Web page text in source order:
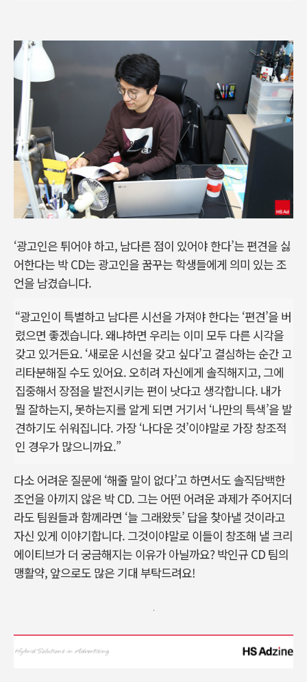
‘광고인은 튀어야 하고, 남다른 점이 있어야 한다’는 편견을 싫
어한다는 박 CD는 광고인을 꿈꾸는 학생들에게 의미 있는 조
언을 남겼습니다.
“광고인이 특별하고 남다른 시선을 가져야 한다는 ‘편견’을 버
렸으면 좋겠습니다. 왜냐하면 우리는 이미 모두 다른 시각을
갖고 있거든요. ‘새로운 시선을 갖고 싶다’고 결심하는 순간 고
리타분해질 수도 있어요. 오히려 자신에게 솔직해지고, 그에
집중해서 장점을 발전시키는 편이 낫다고 생각합니다. 내가
뭘 잘하는지, 못하는지를 알게 되면 거기서 ‘나만의 특색’을 발
견하기도 쉬워집니다. 가장 ‘나다운 것’이야말로 가장 창조적
인 경우가 많으니까요.”
다소 어려운 질문에 ‘해줄 말이 없다’고 하면서도 솔직담백한
조언을 아끼지 않은 박 CD. 그는 어떤 어려운 과제가 주어지더
라도 팀원들과 함께라면 ‘늘 그래왔듯’ 답을 찾아낼 것이라고
자신 있게 이야기합니다. 그것이야말로 이들이 창조해 낼 크리
에이티브가 더 궁금해지는 이유가 아닐까요? 박인규 CD 팀의
맹활약, 앞으로도 많은 기대 부탁드려요!